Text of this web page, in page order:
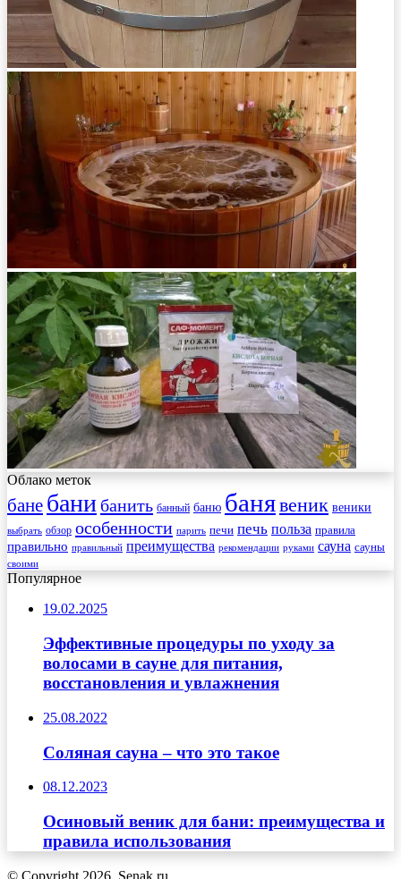
Облако меток
бане бани банить банный баню банявеник веники
выбрать обзор особенности парить печи печь польза правила
правильно правильный преимущества рекомендации руками сауна сауны
своими
Популярное
19.02.2025
Эффективные процедуры по уходу за
волосами в сауне для питания,
восстановления и увлажнения
25.08.2022
Соляная сауна – что это такое
08.12.2023
Осиновый веник для бани: преимущества и
правила использования
© Copyright 2026, Senak.ru